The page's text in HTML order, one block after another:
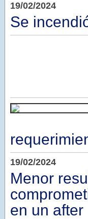
19/02/2024
Se
19/02/2024
Menor
en un after